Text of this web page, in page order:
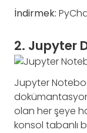
İndirmek:
2. Jupyter
Jupyter
olan her şeye
konsol tabanlı